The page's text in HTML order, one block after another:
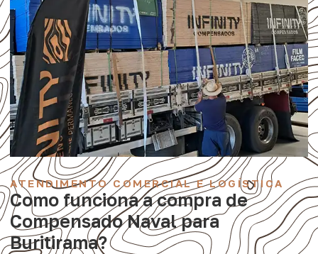
ATENDIMENTO COMERCIAL E LOGÍSTICA
Como funciona a compra de
Compensado Naval para
Buritirama?